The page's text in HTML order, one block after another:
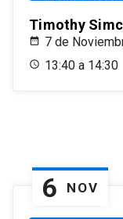
Timothy
7 de
13:40 a 14:30
6 NOV